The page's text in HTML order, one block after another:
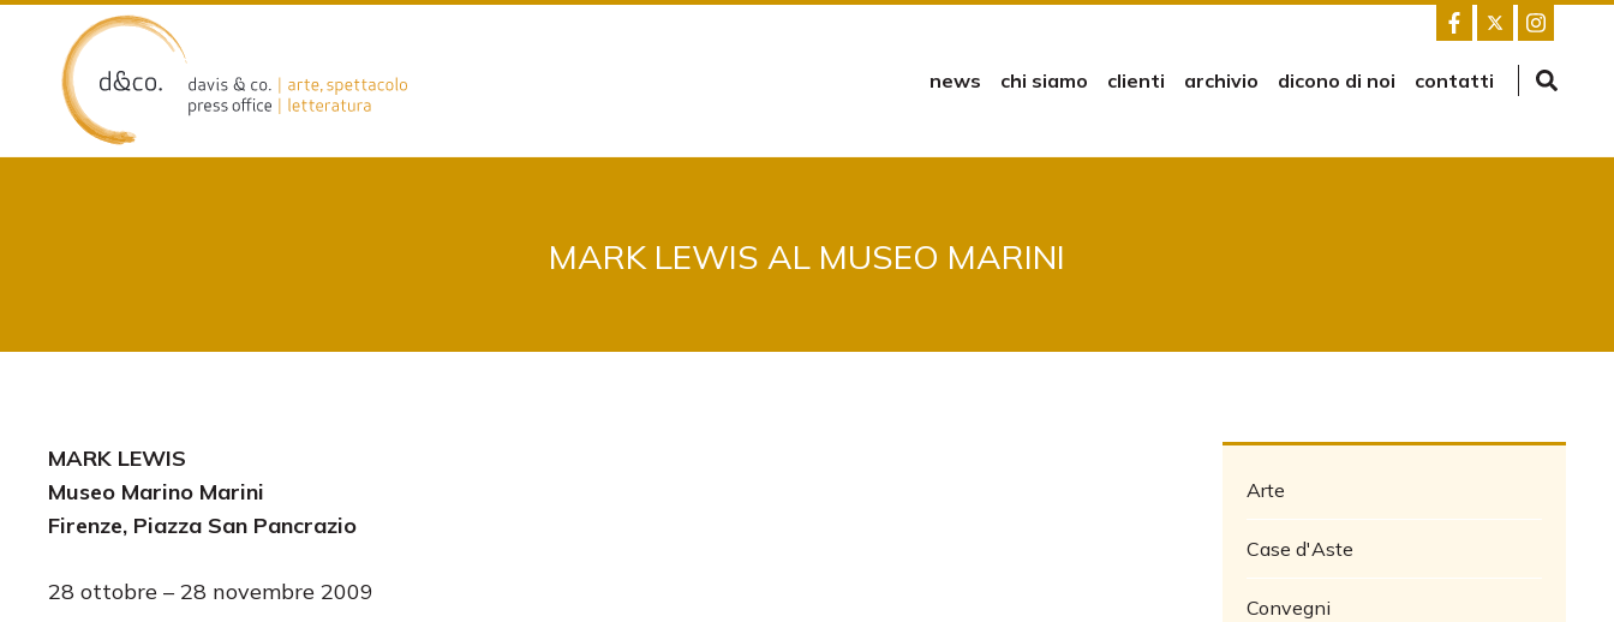
content
news chi siamo clienti archivio dicono di noi contatti
MARK LEWIS AL MUSEO MARINI
MARK LEWIS
Museo Marino Marini
Firenze, Piazza San Pancrazio
28 ottobre – 28 novembre 2009
Arte
Case d'Aste
Convegni